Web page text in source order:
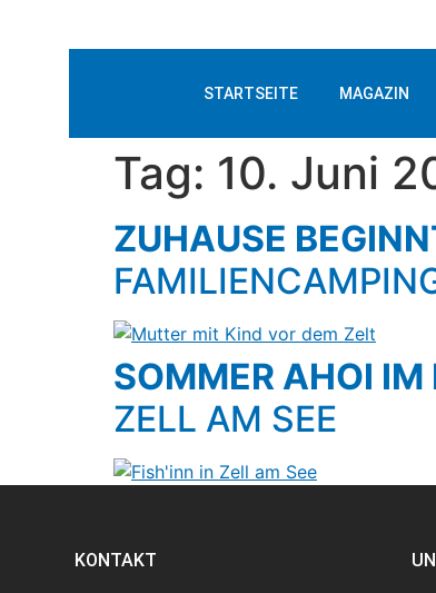
STARTSEITE MAGAZIN
Tag: 10. Juni
ZUHAUSE
SOMMER AHOI IM
ZELL AM SEE
KONTAKT